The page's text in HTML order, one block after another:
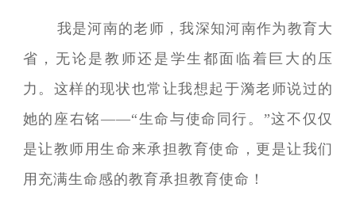
我是河南的老师，我深知河南作为教育大
省，无论是教师还是学生都面临着巨大的压
力。这样的现状也常让我想起于漪老师说过的
她的座右铭——“生命与使命同行。”这不仅仅
是让教师用生命来承担教育使命，更是让我们
用充满生命感的教育承担教育使命！